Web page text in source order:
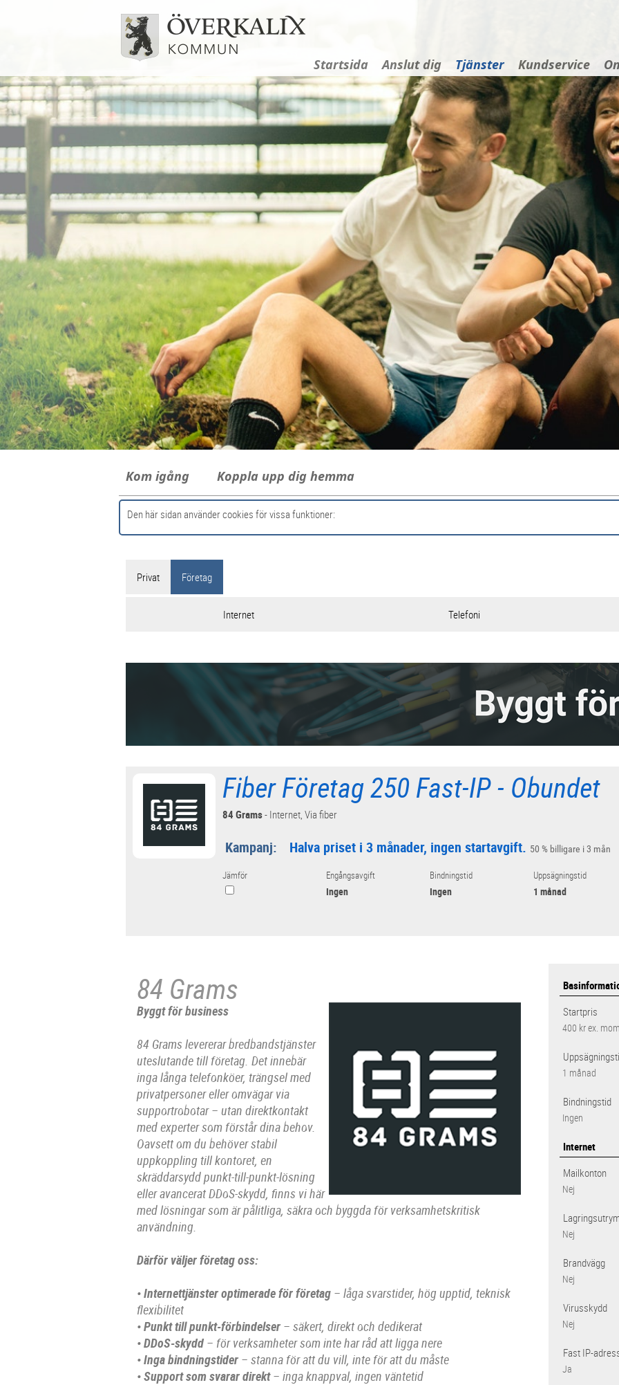
Startsida Anslut dig Tjänster Kundservice
Kom igång Koppla upp dig hemma
Den här sidan använder cookies för vissa funktioner:
Privat Företag
Internet Telefoni
Fiber Företag 250 Fast-IP - Obundet
84 Grams- Internet, Via fiber
Kampanj: Halva priset i 3 månader, ingen startavgift. 50 % billigare i 3 mån
Jämför Engångsavgift
Ingen
Bindningstid
Ingen
Uppsägningstid
1 månad
84 Grams
Byggt för business
84 Grams levererar bredbandstjänster
uteslutande till företag. Det innebär
inga långa telefonköer, trängsel med
privatpersoner eller omvägar via
supportrobotar – utan direktkontakt
med experter som förstår dina behov.
Oavsett om du behöver stabil
uppkoppling till kontoret, en
skräddarsydd punkt-till-punkt-lösning
eller avancerat DDoS-skydd, finns vi här
med lösningar som är pålitliga, säkra och byggda för verksamhetskritisk
användning.
Därför väljer företag oss:
• Internettjänster optimerade för företag – låga svarstider, hög upptid, teknisk
flexibilitet
• Punkt till punkt-förbindelser – säkert, direkt och dedikerat
• DDoS-skydd – för verksamheter som inte har råd att ligga nere
• Inga bindningstider – stanna för att du vill, inte för att du måste
• Support som svarar direkt– inga knappval, ingen väntetid
Startpris
400 krex.
1 månad
Bindningstid
Ingen
Internet
Mailkonton
Nej
Nej
Brandvägg
Nej
Virusskydd
Nej
Fast IP-
Ja